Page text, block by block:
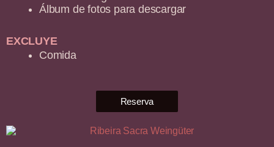
Álbum de fotos para descargar
EXCLUYE
Comida
Reserva